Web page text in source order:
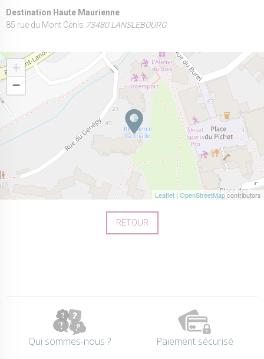
Destination Haute Maurienne
85 rue du Mont Cenis 73480 LANSLEBOURG
+
−
Leaflet | OpenStreetMapcontributors
RETOUR
Qui sommes-nous ? Paiement sécurisé